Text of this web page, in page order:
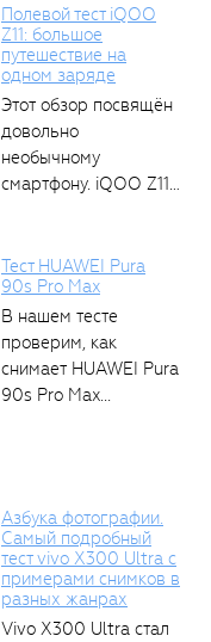
Полевой тест iQOO
Z11: большое
путешествие на
одном заряде
Этот обзор посвящён
довольно
необычному
смартфону. iQOO Z11
Тест HUAWEI Pura
90s Pro Max
В нашем тесте
проверим, как
снимает HUAWEI Pura
90s Pro Max...
Азбука фотографии.
Самый подробный
тест vivo X300 Ultra с
примерами снимков в
разных жанрах
Vivo X300 Ultra стал